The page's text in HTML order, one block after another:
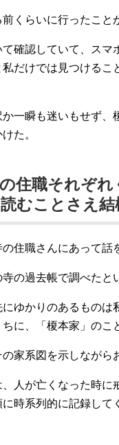
前くらいに行ったこ
確認していて、ス
だけでは見つける
か一瞬も迷いもせず
た。
住職それぞ
むことさえ
住職さんにあって話
の過去帳で調べたと
ゆかりのあるもの
に、「榎本家」のこ
の家系図を示しなが
人が亡くなった時
時系列的に記録し